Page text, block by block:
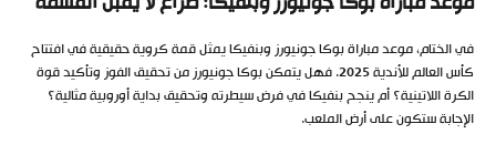
في الختام، موعد مباراة بوكا جونيورز وبنفيكا يمثل قمة كروية حقيقية في افتتاح
كأس العالم للأندية 2025. فهل يتمكن بوكا جونيورز من تحقيق الفوز وتأكيد قوة
الكرة اللاتينية؟ أم ينجح بنفيكا في فرض سيطرته وتحقيق بداية أوروبية مثالية؟
الإجابة ستكون على أرض الملعب.